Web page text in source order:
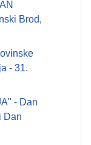
Brod,
- 31.
- Dan
Dan